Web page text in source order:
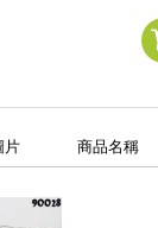
片 商品名稱